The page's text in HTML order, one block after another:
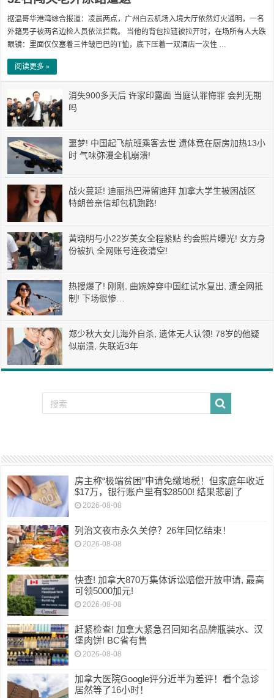
据温哥华港湾综合报道：凌晨两点，广州白云机场入境大厅依然灯火通明，一名
外籍男子被两名边检人员依法拦截。 当他的背包拉链被拉开时，在场所有人大跌
眼镜：里面仅仅塞着三件皱巴巴的T恤，底下压着一双酒店一次性 …
阅读更多 »
消失900多天后 许家印露面 当庭认罪悔罪 会判无期
吗
噩梦! 中国起飞航班乘客去世 遗体竟在厨房加热13小
时 气味弥漫全机崩溃!
战火蔓延! 迪丽热巴滞留迪拜 加拿大学生被困战区
特朗普亲信却包机跑路!
黄晓明与小22岁美女全程紧贴 约会照片曝光! 女方身
份被扒 全网账号连夜清空!
热搜爆了! 刚刚, 曲婉婷穿中国红试水复出, 遭全网抵
制! 下场很惨…
郑少秋大女儿海外自杀, 遗体无人认领! 78岁的他疑
似崩溃, 失联近3年
房主称“极端贫困”申请免缴地税！但家庭年收近
$17万，银行账户里有$28500! 结果悲剧了
2026-08-08
列治文夜市永久关停？26年回忆结束！
2026-08-08
快查! 加拿大870万集体诉讼赔偿开放申请, 最高
可领5000加元!
2026-08-08
赶紧检查! 加拿大紧急召回知名品牌瓶装水、汉
堡肉饼! BC省有售
2026-08-08
加拿大医院Google评分近半为差评！看个急诊
居然等了16小时！